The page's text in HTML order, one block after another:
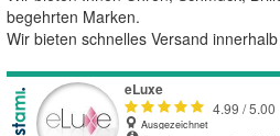
begehrten Marken.
Wir bieten schnelles Versand